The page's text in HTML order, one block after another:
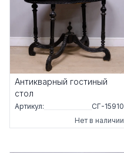
Антикварный гостиный
стол
Артикул:
СГ-15910
Нет в наличии